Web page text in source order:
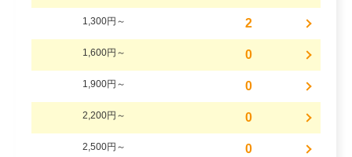
1,300円～ 2
1,600円～ 0
1,900円～ 0
2,200円～ 0
2,500円～ 0